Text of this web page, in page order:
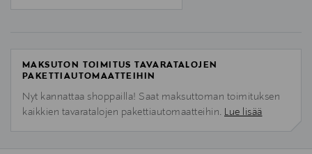
MAKSUTON TOIMITUS TAVARATALOJEN
PAKETTIAUTOMAATTEIHIN
Nyt kannattaa shoppailla! Saat maksuttoman toimituksen
kaikkien tavaratalojen pakettiautomaatteihin. Lue lisää